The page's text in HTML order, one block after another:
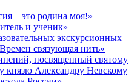
– это родина моя!»
и ученик»
экскурсионных
связующая нить»
посвященный святому
князю Александру Невскому